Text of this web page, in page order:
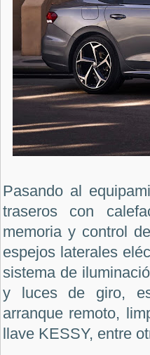
Pasando al
traseros con
memoria y control
espejos laterales
sistema de
y luces de giro,
arranque remoto,
llave KESSY, entre